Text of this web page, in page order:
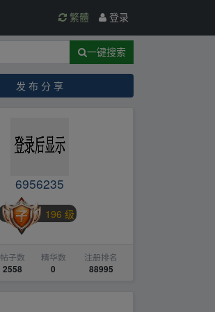
繁體 登录
一键搜索
发 布 分 享
6956235
196 级
帖子数
2558
精华数
0
注册排名
88995